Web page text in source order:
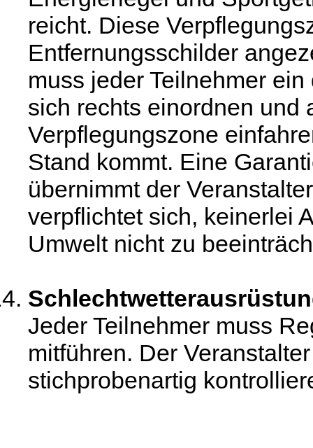
reicht. Diese
Entfernungsschilder
muss jeder Teilnehmer
sich rechts einordnen und
Verpflegungszone
Stand kommt. Eine
übernimmt der
verpflichtet sich, keinerlei
Umwelt nicht zu
Jeder Teilnehmer muss
mitführen. Der
stichprobenartig